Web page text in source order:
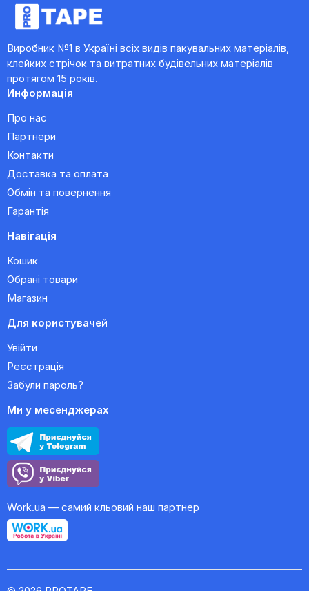
Виробник №1 в Україні всіх видів пакувальних матеріалів,
клейких стрічок та витратних будівельних матеріалів
протягом 15 років.
Информація
Про нас
Партнери
Контакти
Доставка та оплата
Обмін та повернення
Гарантія
Навігація
Кошик
Обрані товари
Магазин
Для користувачей
Увійти
Реєстрація
Забули пароль?
Ми у месенджерах
Work.ua — самий кльовий наш партнер